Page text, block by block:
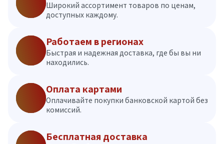
Широкий ассортимент товаров по ценам,
доступных каждому.
Работаем в регионах
Быстрая и надежная доставка, где бы вы ни
находились.
Оплата картами
Оплачивайте покупки банковской картой без
комиссий.
Бесплатная доставка